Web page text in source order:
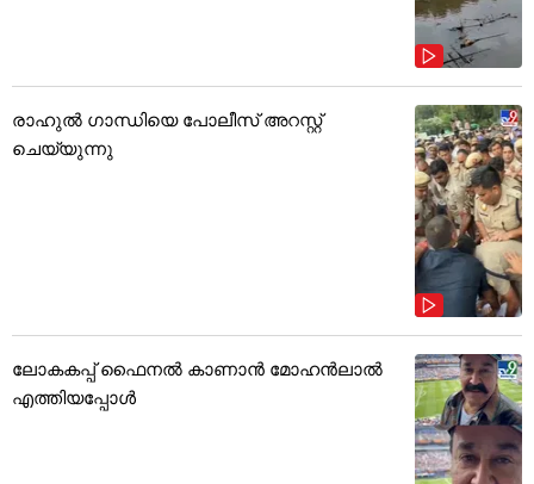
രാഹുൽ ഗാന്ധിയെ പോലീസ് അറസ്റ്റ്
ചെയ്യുന്നു
ലോകകപ്പ് ഫൈനൽ കാണാൻ മോഹൻലാൽ
എത്തിയപ്പോൾ